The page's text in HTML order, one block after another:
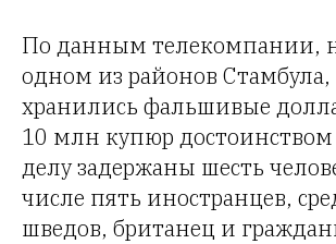
По данным телекомпании,
одном из районов Стамбула,
хранились фальшивые
10 млн купюр
делу задержаны шесть
числе пять иностранцев,
шведов, британец и